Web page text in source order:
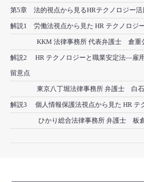
第5章 法的視点から見るHRテクノロジー活
解説1 労働法視点から見た HR テクノロジ
KKM 法律事務所 代表弁護士 倉重
解説2 HR テクノロジーと職業安定法―雇
留意点
東京八丁堀法律事務所 弁護士 白石
解説3 個人情報保護法視点から見た HR テ
ひかり総合法律事務所 弁護士 板倉